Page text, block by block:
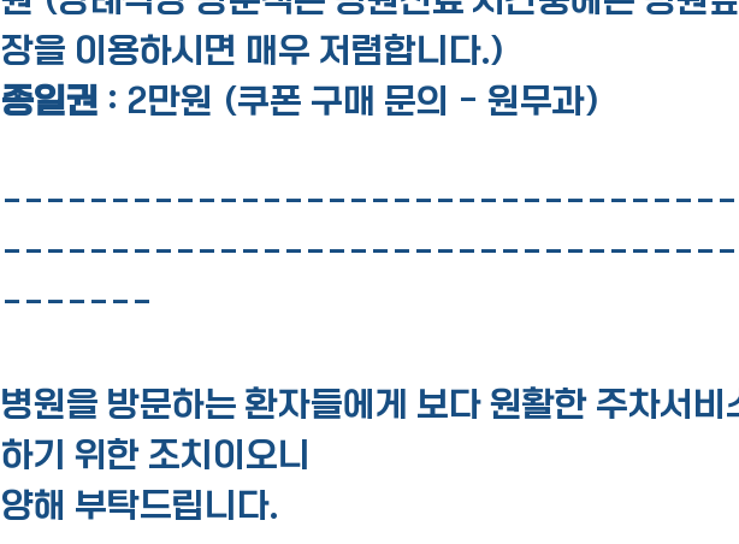
장을 이용하시면 매우 저렴합니다.)
종일권 : 2만원 (쿠폰 구매 문의 - 원무과)
-------
병원을 방문하는 환자들에게 보다 원활한 주차서비
하기 위한 조치이오니
양해 부탁드립니다.